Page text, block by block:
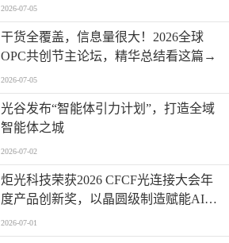
2026-07-05
干货全覆盖，信息量很大！2026全球
OPC共创节主论坛，精华总结看这篇→
2026-07-05
光谷发布“智能体引力计划”，打造全域
智能体之城
2026-07-02
炬光科技荣获2026 CFCF光连接大会年
度产品创新奖，以晶圆级制造赋能AI时
代高密度光互连
2026-07-01